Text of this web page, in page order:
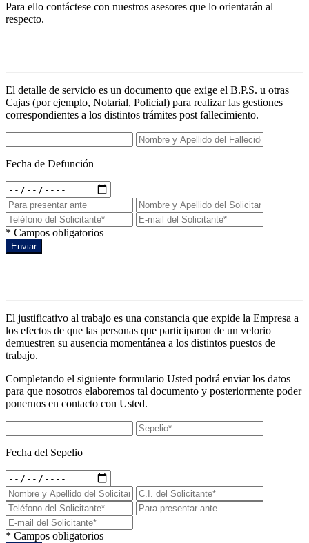
Para ello contáctese con nuestros asesores que lo orientarán al
respecto.
El detalle de servicio es un documento que exige el B.P.S. u otras
Cajas (por ejemplo, Notarial, Policial) para realizar las gestiones
correspondientes a los distintos trámites post fallecimiento.
Fecha de Defunción
* Campos obligatorios
Enviar
El justificativo al trabajo es una constancia que expide la Empresa a
los efectos de que las personas que participaron de un velorio
demuestren su ausencia momentánea a los distintos puestos de
trabajo.
Completando el siguiente formulario Usted podrá enviar los datos
para que nosotros elaboremos tal documento y posteriormente poder
ponernos en contacto con Usted.
Fecha del Sepelio
* Campos obligatorios